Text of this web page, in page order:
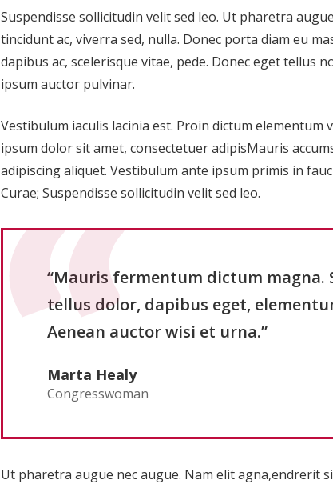
Suspendisse sollicitudin velit sed leo. Ut pharetra
tincidunt ac, viverra sed, nulla. Donec porta diam eu
dapibus ac, scelerisque vitae, pede. Donec eget tellus
ipsum auctor pulvinar.
Vestibulum iaculis lacinia est. Proin dictum elementum
ipsum dolor sit amet, consectetuer adipisMauris
adipiscing aliquet. Vestibulum ante ipsum primis in
Curae; Suspendisse sollicitudin velit sed leo.
“Mauris fermentum dictum magna.
tellus dolor, dapibus eget,
Aenean auctor wisi et urna.”
Marta Healy
Congresswoman
Ut pharetra augue nec augue. Nam elit agna,endrerit